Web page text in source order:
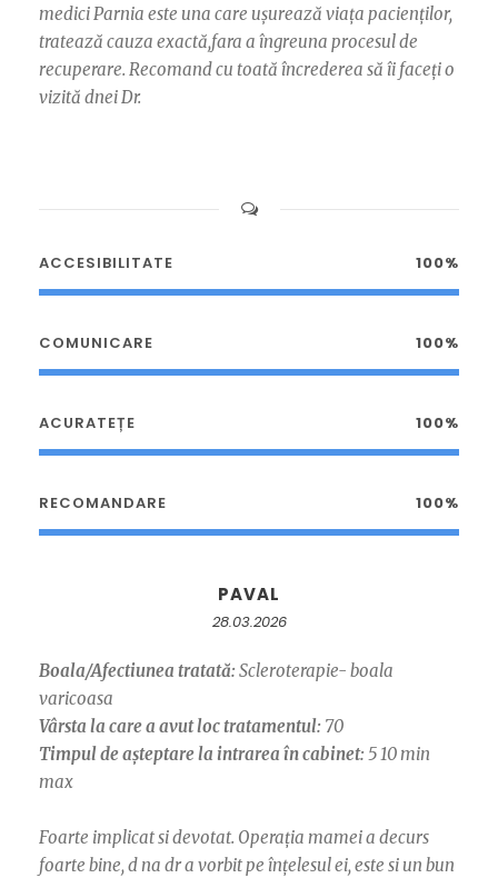
medici Parnia este una care ușurează viața pacienților,
tratează cauza exactă,fara a îngreuna procesul de
recuperare. Recomand cu toată încrederea să îi faceți o
vizită dnei Dr.
ACCESIBILITATE 100%
COMUNICARE 100%
ACURATEȚE 100%
RECOMANDARE 100%
PAVAL
28.03.2026
Boala/Afectiunea tratată: Scleroterapie- boala
varicoasa
Vârsta la care a avut loc tratamentul: 70
Timpul de așteptare la intrarea în cabinet: 5 10 min
max
Foarte implicat si devotat. Operația mamei a decurs
foarte bine, d na dr a vorbit pe înțelesul ei, este si un bun